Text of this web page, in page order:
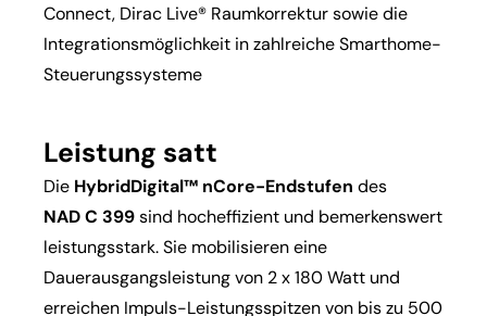
Connect, Dirac Live® Raumkorrektur sowie die
Integrationsmöglichkeit in zahlreiche Smarthome-
Steuerungssysteme
Leistung satt
Die HybridDigital™ nCore-Endstufen des
NAD C 399sind hocheffizient und bemerkenswert
leistungsstark. Sie mobilisieren eine
Dauerausgangsleistung von 2 x 180 Watt und
erreichen Impuls-Leistungsspitzen von bis zu 500